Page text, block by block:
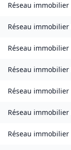
Réseau immobilier
Réseau immobilier
Réseau immobilier
Réseau immobilier
Réseau immobilier
Réseau immobilier
Réseau immobilier